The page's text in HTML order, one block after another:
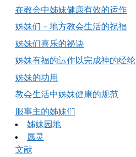
在教会中姊妹健康有效的运作
姊妹们－地方教会生活的祝福
姊妹们喜乐的祕诀
姊妹有福的运作以完成神的经纶
姊妹的功用
教会生活中姊妹健康的规范
服事主的姊妹们
姊妹园地
属灵
文献